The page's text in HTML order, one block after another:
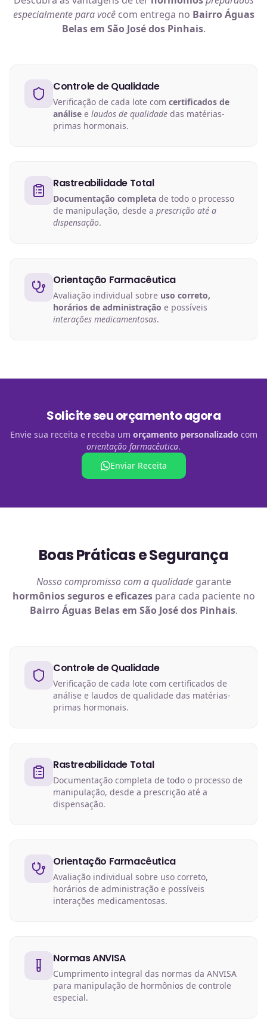
especialmente para vocêcom entrega no Bairro Águas
Belas em São José dos Pinhais.
Controle de Qualidade
Verificação de cada lote com certificados de
análise e laudos de qualidade das matérias-
primas hormonais.
Rastreabilidade Total
Documentação completa de todo o processo
de manipulação, desde a prescrição até a
dispensação.
Orientação Farmacêutica
Avaliação individual sobre uso correto,
horários de administração e possíveis
interações medicamentosas.
Solicite seu orçamento agora
Envie sua receita e receba um orçamento personalizado com
orientação farmacêutica.
Enviar Receita
Boas Práticas e Segurança
Nosso compromisso com a qualidadegarante
hormôniosseguros e eficazespara cada paciente no
Bairro Águas Belas em São José dos Pinhais.
Controle de Qualidade
Verificação de cada lote com certificados de
análise e laudos de qualidade das matérias-
primas hormonais.
Rastreabilidade Total
Documentação completa de todo o processo de
manipulação, desde a prescrição até a
dispensação.
Orientação Farmacêutica
Avaliação individual sobre uso correto,
horários de administração e possíveis
interações medicamentosas.
Normas ANVISA
Cumprimento integral das normas da ANVISA
para manipulação de hormônios de controle
especial.